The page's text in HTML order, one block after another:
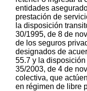
entidades
prestación de
la disposición
30/1995, de 8 de
de los seguros
designados de
55.7 y la
35/2003, de 4 de
colectiva, que
en régimen de libre